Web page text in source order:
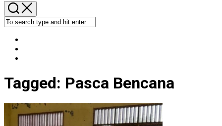
Tagged: Pasca Bencana